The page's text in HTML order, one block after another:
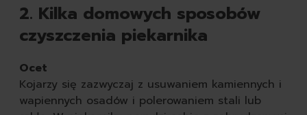
2. Kilka domowych sposobów
czyszczenia piekarnika
Ocet
Kojarzy się zazwyczaj z usuwaniem kamiennych i
wapiennych osadów i polerowaniem stali lub